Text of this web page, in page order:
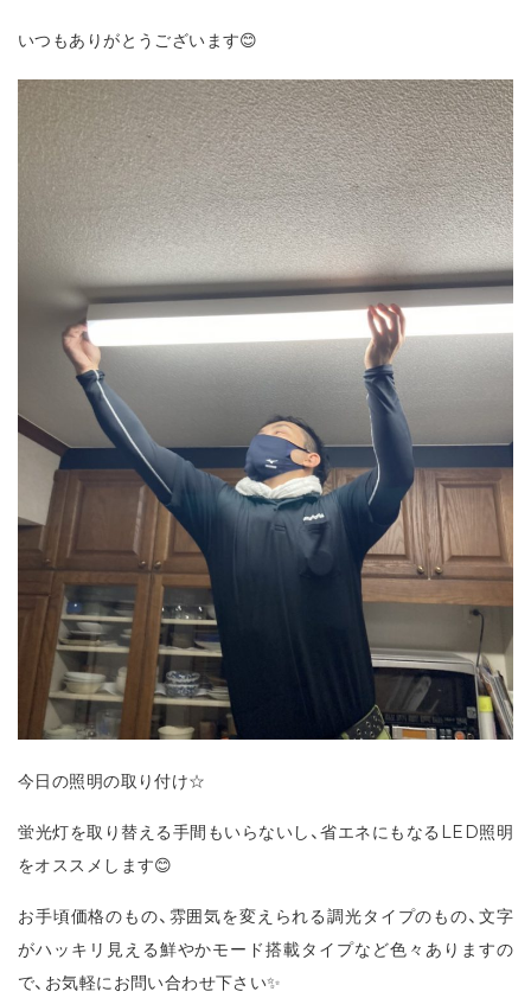
いつもありがとうございます😊
今日の照明の取り付け☆
蛍光灯を取り替える手間もいらないし、省エネにもなるLED照明
をオススメします😊
お手頃価格のもの、雰囲気を変えられる調光タイプのもの、文字
がハッキリ見える鮮やかモード搭載タイプなど色々ありますの
で、お気軽にお問い合わせ下さい✨